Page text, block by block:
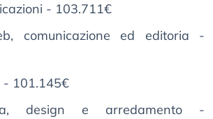
- 103.711€
comunicazione ed editoria -
- 101.145€
design e arredamento -